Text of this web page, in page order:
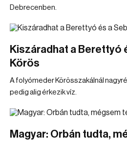
Debrecenben.
Kiszáradhat a Berettyó
Körös
A folyómeder Körösszakálnál
pedig alig érkezik víz.
Magyar: Orbán tudta,